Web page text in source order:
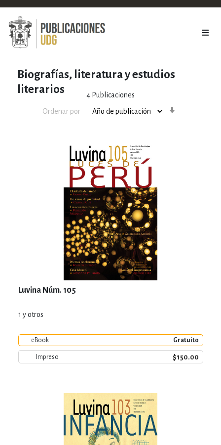
Biografías, literatura y estudios
literarios
4 Publicaciones
Ordenar por
Luvina Núm. 105
1 y otros
eBook Gratuito
Impreso $150.00